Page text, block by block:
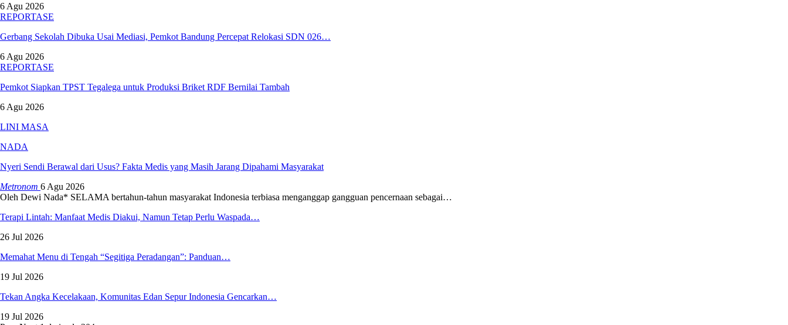
6 Agu 2026
REPORTASE
Gerbang Sekolah Dibuka Usai Mediasi, Pemkot Bandung Percepat Relokasi SDN 026…
6 Agu 2026
REPORTASE
Pemkot Siapkan TPST Tegalega untuk Produksi Briket RDF Bernilai Tambah
6 Agu 2026
LINI MASA
NADA
Nyeri Sendi Berawal dari Usus? Fakta Medis yang Masih Jarang Dipahami Masyarakat
Metronom 6 Agu 2026
Oleh Dewi Nada* SELAMA bertahun-tahun masyarakat Indonesia terbiasa menganggap gangguan pencernaan sebagai…
Terapi Lintah: Manfaat Medis Diakui, Namun Tetap Perlu Waspada…
26 Jul 2026
Memahat Menu di Tengah “Segitiga Peradangan”: Panduan…
19 Jul 2026
Tekan Angka Kecelakaan, Komunitas Edan Sepur Indonesia Gencarkan…
19 Jul 2026